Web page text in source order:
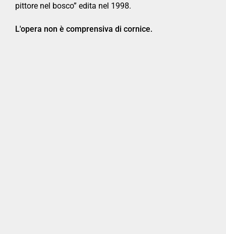
pittore nel bosco” edita nel 1998.
L'opera non è comprensiva di cornice.